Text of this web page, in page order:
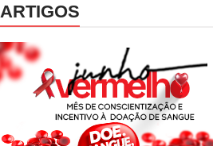
ARTIGOS